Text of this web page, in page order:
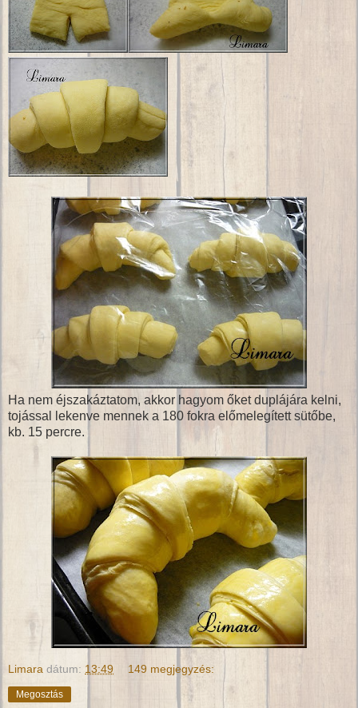
Ha nem éjszakáztatom, akkor hagyom őket duplájára kelni,
tojással lekenve mennek a 180 fokra előmelegített sütőbe,
kb. 15 percre.
Limara dátum: 13:49 149 megjegyzés:
Megosztás